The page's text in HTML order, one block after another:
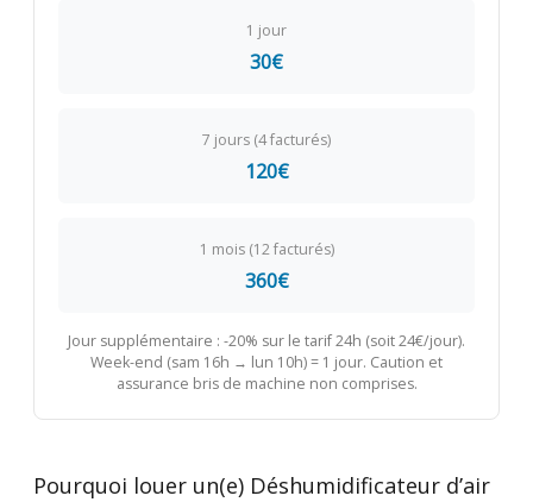
1 jour
30€
7 jours (4 facturés)
120€
1 mois (12 facturés)
360€
Jour supplémentaire : -20% sur le tarif 24h (soit 24€/jour).
Week-end (sam 16h → lun 10h) = 1 jour. Caution et
assurance bris de machine non comprises.
Pourquoi louer un(e) Déshumidificateur d’air